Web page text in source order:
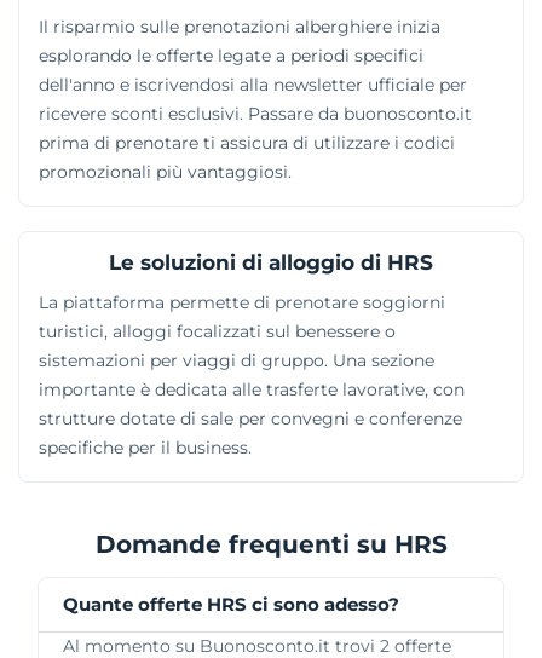
Il risparmio sulle prenotazioni alberghiere inizia
esplorando le offerte legate a periodi specifici
dell'anno e iscrivendosi alla newsletter ufficiale per
ricevere sconti esclusivi. Passare da buonosconto.it
prima di prenotare ti assicura di utilizzare i codici
promozionali più vantaggiosi.
Le soluzioni di alloggio di HRS
La piattaforma permette di prenotare soggiorni
turistici, alloggi focalizzati sul benessere o
sistemazioni per viaggi di gruppo. Una sezione
importante è dedicata alle trasferte lavorative, con
strutture dotate di sale per convegni e conferenze
specifiche per il business.
Domande frequenti su HRS
Quante offerte HRS ci sono adesso?
Al momento su Buonosconto.it trovi 2 offerte